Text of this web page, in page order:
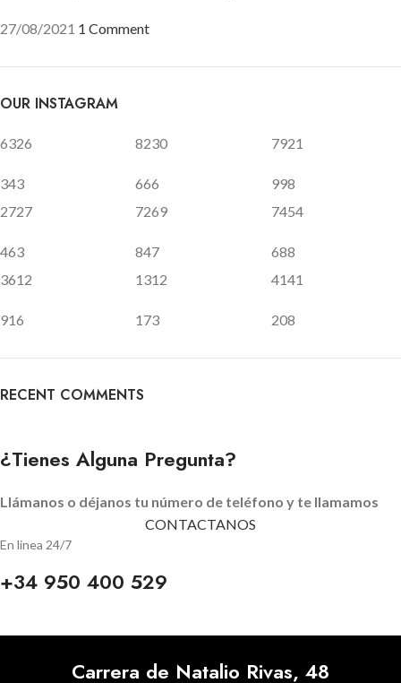
27/08/2021 1 Comment
OUR INSTAGRAM
6326
343
8230
666
7921
998
2727
463
7269
847
7454
688
3612
916
1312
173
4141
208
RECENT COMMENTS
¿Tienes Alguna Pregunta?
Llámanos o déjanos tu número de teléfono y te llamamos
CONTACTANOS
En linea 24/7
+34 950 400 529
Carrera de Natalio Rivas, 48